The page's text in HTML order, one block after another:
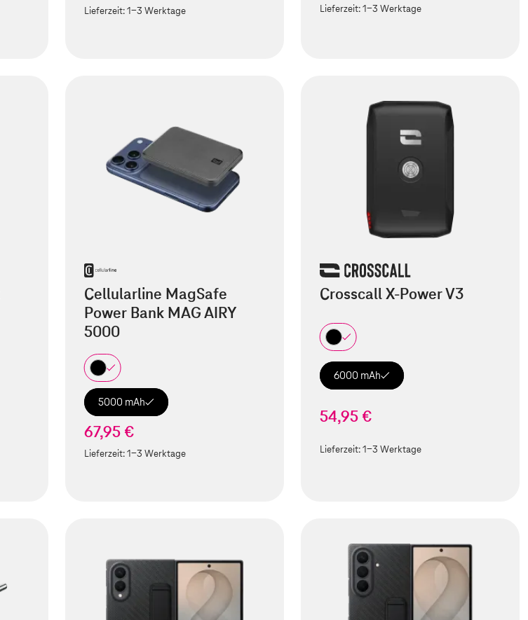
Lieferzeit:1-3 Werktage Lieferzeit:1-3 Werktage
Cellularline MagSafe
Power Bank MAG AIRY
5000
5000 mAh
67,95 €
Lieferzeit:1-3 Werktage
Crosscall X-Power V3
6000 mAh
54,95 €
Lieferzeit:1-3 Werktage